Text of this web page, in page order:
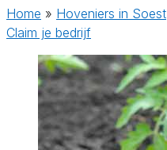
Home » Hoveniers in Soest
Claim je bedrijf